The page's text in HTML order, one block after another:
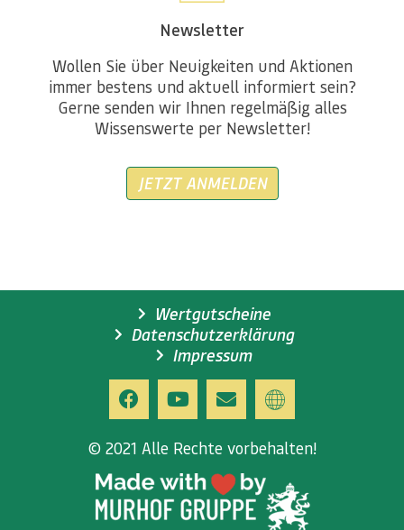
Newsletter
Wollen Sie über Neuigkeiten und Aktionen
immer bestens und aktuell informiert sein?
Gerne senden wir Ihnen regelmäßig alles
Wissenswerte per Newsletter!
JETZT ANMELDEN
Wertgutscheine
Datenschutzerklärung
Impressum
© 2021 Alle Rechte vorbehalten!